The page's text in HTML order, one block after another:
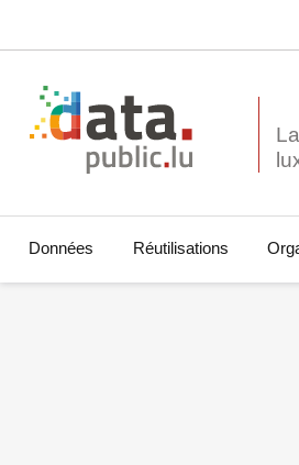
Données Réutilisations